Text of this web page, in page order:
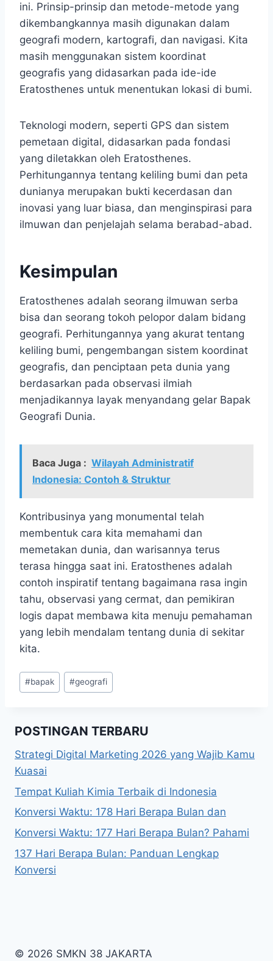
ini. Prinsip-prinsip dan metode-metode yang
dikembangkannya masih digunakan dalam
geografi modern, kartografi, dan navigasi. Kita
masih menggunakan sistem koordinat
geografis yang didasarkan pada ide-ide
Eratosthenes untuk menentukan lokasi di bumi.
Teknologi modern, seperti GPS dan sistem
pemetaan digital, didasarkan pada fondasi
yang diletakkan oleh Eratosthenes.
Perhitungannya tentang keliling bumi dan peta
dunianya merupakan bukti kecerdasan dan
inovasi yang luar biasa, dan menginspirasi para
ilmuwan dan penjelajah selama berabad-abad.
Kesimpulan
Eratosthenes adalah seorang ilmuwan serba
bisa dan seorang tokoh pelopor dalam bidang
geografi. Perhitungannya yang akurat tentang
keliling bumi, pengembangan sistem koordinat
geografis, dan penciptaan peta dunia yang
berdasarkan pada observasi ilmiah
menjadikannya layak menyandang gelar Bapak
Geografi Dunia.
Baca Juga : Wilayah Administratif
Indonesia: Contoh & Struktur
Kontribusinya yang monumental telah
membentuk cara kita memahami dan
memetakan dunia, dan warisannya terus
terasa hingga saat ini. Eratosthenes adalah
contoh inspiratif tentang bagaimana rasa ingin
tahu, observasi yang cermat, dan pemikiran
logis dapat membawa kita menuju pemahaman
yang lebih mendalam tentang dunia di sekitar
kita.
Post
Tags:
#bapak #geografi
POSTINGAN TERBARU
Strategi Digital Marketing 2026 yang Wajib Kamu
Kuasai
Tempat Kuliah Kimia Terbaik di Indonesia
Konversi Waktu: 178 Hari Berapa Bulan dan
Konversi Waktu: 177 Hari Berapa Bulan? Pahami
137 Hari Berapa Bulan: Panduan Lengkap
Konversi
© 2026 SMKN 38 JAKARTA